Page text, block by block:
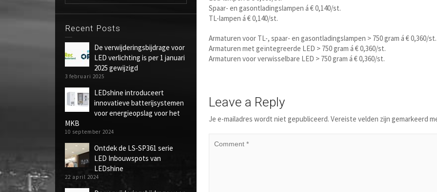
Recent Posts
De verwijderingsbijdrage voor
LED verlichting is per 1 januari
2025 gewijzigd
3 februari 2025
LEDshine introduceert
innovatieve batterijsystemen
voor energieopslag voor het
MKB
10 september 2024
Ontdek de LS-SP361 serie
LED Inbouwspots van
LEDshine
22 april 2024
Spaar- en gasontladingslampen á € 0,140/st.
TL-lampen á € 0,140/st.
Armaturen voor TL-, spaar- en gasontladingslampen > 750 gram á € 0,360/st.
Armaturen met geïntegreerde LED > 750 gram á € 0,360/st.
Armaturen voor verwisselbare LED > 750 gram á € 0,360/st.
Leave a Reply
Je e-mailadres wordt niet gepubliceerd. Vereiste velden zijn gemarkeerd